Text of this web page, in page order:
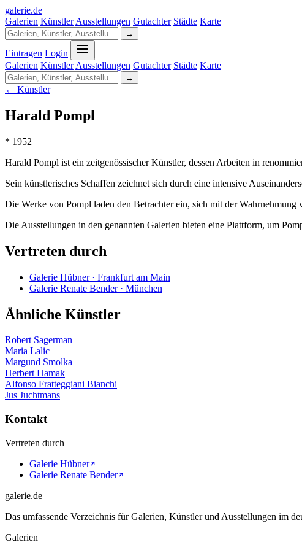
galerie.de
Galerien Künstler Ausstellungen Gutachter Städte Karte
→
Eintragen Login
Galerien Künstler Ausstellungen Gutachter Städte Karte
→
← Künstler
Harald Pompl
* 1952
Harald Pompl ist ein zeitgenössischer Künstler, dessen Arbeiten in
Sein künstlerisches Schaffen zeichnet sich durch eine intensive
Die Werke von Pompl laden den Betrachter ein, sich mit der
Die Ausstellungen in den genannten Galerien bieten eine Plattform, um
Vertreten durch
Galerie Hübner · Frankfurt am Main
Galerie Renate Bender · München
Ähnliche Künstler
Robert Sagerman
Maria Lalic
Margund Smolka
Herbert Hamak
Alfonso Fratteggiani Bianchi
Jus Juchtmans
Kontakt
Vertreten durch
Galerie Hübner
Galerie Renate Bender
galerie.de
Das umfassende Verzeichnis für Galerien, Künstler und Ausstellungen im
Galerien